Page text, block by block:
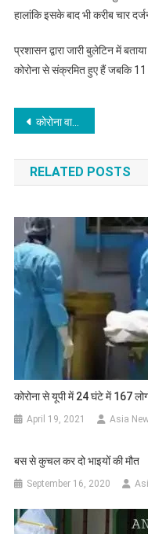
हालांकि इसके बाद भी करीब चार
प्रशासन द्वारा जारी बुलेटिन में
कोरोना से संक्रमित हुए हैं जबकि 11
Post
navigation
कोरोना वायरस से संक्रमित थाना प्रभारी की मौत
RELATED POSTS
कोरोना से यूपी में 24 घंटे में 167
April 19, 2021 Asia
बस से कुचल कर दो भाइयों की मौत
September 16, 2020